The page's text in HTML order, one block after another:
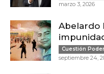
marzo 3, 2026
Abelardo
Cuestión Poder
septiembre 24,